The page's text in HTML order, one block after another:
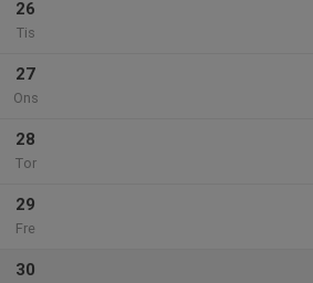
26
Tis
27
Ons
28
Tor
29
Fre
30